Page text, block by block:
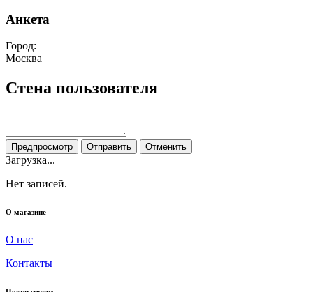
Анкета
Город:
Москва
Стена пользователя
Предпросмотр Отправить Отменить
Загрузка...
Нет записей.
О магазине
О нас
Контакты